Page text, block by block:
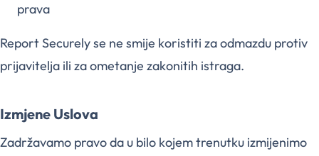
prava
Report Securely se ne smije koristiti za odmazdu protiv
prijavitelja ili za ometanje zakonitih istraga.
Izmjene Uslova
Zadržavamo pravo da u bilo kojem trenutku izmijenimo